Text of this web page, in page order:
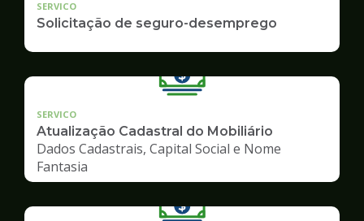
SERVICO
Solicitação de seguro-desemprego
SERVICO
Atualização Cadastral do Mobiliário
Dados Cadastrais, Capital Social e Nome
Fantasia